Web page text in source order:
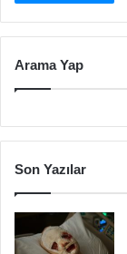
Arama Yap
Son Yazılar